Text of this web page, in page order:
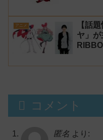
【生
アニメ
【話
ヤ」
ンルン
コメント
匿名 より: